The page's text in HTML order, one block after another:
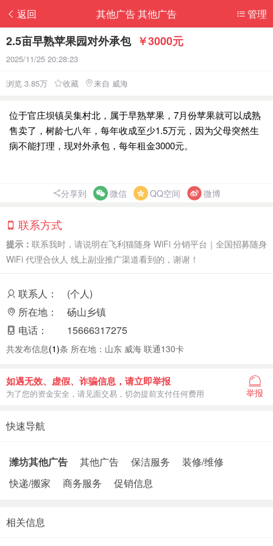
返回 管理
其他广告 其他广告
2.5亩早熟苹果园对外承包 ￥3000元
2025/11/25 20:28:23
浏览 3.85万 收藏 来自 威海
位于官庄坝镇吴集村北，属于早熟苹果，7月份苹果就可以成熟
售卖了，树龄七八年，每年收成至少1.5万元，因为父母突然生
病不能打理，现对外承包，每年租金3000元。
分享到 微信 QQ空间 微博
联系方式
提示： 联系我时，请说明在飞利猫随身 WiFi 分销平台｜全国招募随身
WiFi 代理合伙人 线上副业推广渠道看到的，谢谢！
联系人：
(个人)
所在地：
砀山乡镇
电话：
15666317275
共发布信息(1)条 所在地：山东 威海 联通130卡
如遇无效、虚假、诈骗信息，请立即举报
为了您的资金安全，请见面交易，切勿提前支付任何费用 举报
快速导航
潍坊其他广告 其他广告 保洁服务
装修/维修
快递/搬家
商务服务 促销信息
相关信息